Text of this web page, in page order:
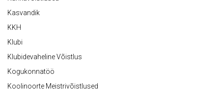
Kasvandik
KKH
Klubi
Klubidevaheline Võistlus
Kogukonnatöö
Koolinoorte Meistrivõistlused